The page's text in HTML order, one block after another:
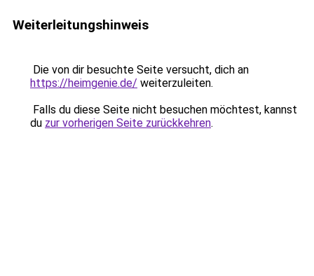
Weiterleitungshinweis
Die von dir besuchte Seite versucht, dich an
https://heimgenie.de/ weiterzuleiten.
Falls du diese Seite nicht besuchen möchtest, kannst
du zur vorherigen Seite zurückkehren.